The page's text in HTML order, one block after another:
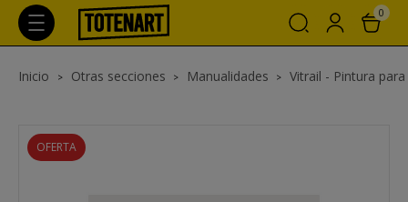
0
Inicio Otras secciones Manualidades Vitrail - Pintura
OFERTA